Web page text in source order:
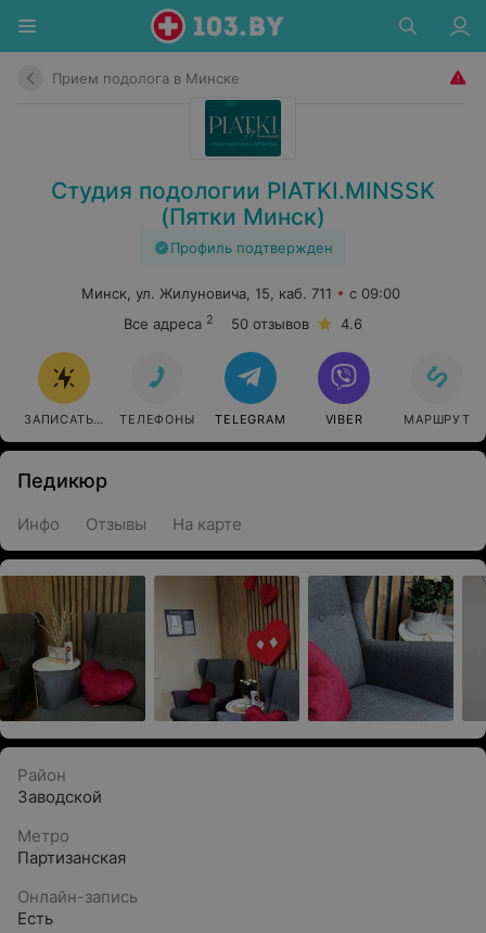
Прием подолога в Минске
Студия подологии PIATKI.MINSSK
(Пятки Минск)
Профиль подтвержден
Минск, ул. Жилуновича, 15, каб. 711
с 09:00
Все адреса 2 50 отзывов 4.6
ЗАПИСАТЬСЯ ТЕЛЕФОНЫ TELEGRAM VIBER МАРШРУТ
Педикюр
Инфо Отзывы На карте
Район
Заводской
Метро
Партизанская
Онлайн-запись
Есть